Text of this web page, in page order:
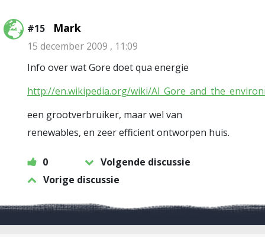
#15 Mark
15 december 2009 , 11:09
Info over wat Gore doet qua energie
http://en.wikipedia.org/wiki/
een grootverbruiker, maar wel van
renewables, en zeer efficient ontworpen huis.
0
Volgende discussie
Vorige discussie